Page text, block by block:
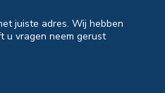
juiste adres. Wij hebben
u vragen neem gerust